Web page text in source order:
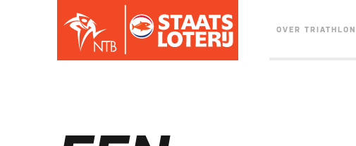
OVER TRIATHLON